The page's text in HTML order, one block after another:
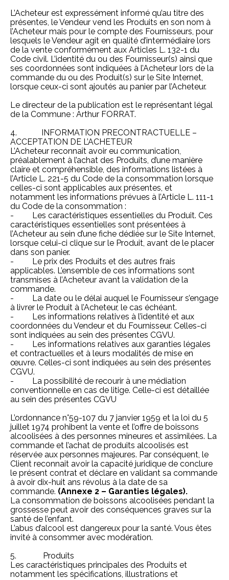
L’Acheteur est expressément informé qu’au titre des
présentes, le Vendeur vend les Produits en son nom à
l’Acheteur mais pour le compte des Fournisseurs, pour
lesquels le Vendeur agit en qualité d’intermédiaire lors
de la vente conformément aux Articles L. 132-1 du
Code civil. L’identité du ou des Fournisseur(s) ainsi que
ses coordonnées sont indiquées à l’Acheteur lors de la
commande du ou des Produit(s) sur le Site Internet,
lorsque ceux-ci sont ajoutés au panier par l’Acheteur.
Le directeur de la publication est le représentant légal
de la Commune : Arthur FORRAT.
4. INFORMATION PRECONTRACTUELLE –
ACCEPTATION DE L’ACHETEUR
L’Acheteur reconnaît avoir eu communication,
préalablement à l’achat des Produits, d’une manière
claire et compréhensible, des informations listées à
l’Article L. 221-5 du Code de la consommation lorsque
celles-ci sont applicables aux présentes, et
notamment les informations prévues à l’Article L. 111-1
du Code de la consommation :
- Les caractéristiques essentielles du Produit. Ces
caractéristiques essentielles sont présentées à
l’Acheteur au sein d’une fiche dédiée sur le Site Internet,
lorsque celui-ci clique sur le Produit, avant de le placer
dans son panier.
- Le prix des Produits et des autres frais
applicables. L’ensemble de ces informations sont
transmises à l’Acheteur avant la validation de la
commande.
- La date ou le délai auquel le Fournisseur s’engage
à livrer le Produit à l’Acheteur, le cas échéant.
- Les informations relatives à l’identité et aux
coordonnées du Vendeur et du Fournisseur. Celles-ci
sont indiquées au sein des présentes CGVU.
- Les informations relatives aux garanties légales
et contractuelles et à leurs modalités de mise en
œuvre. Celles-ci sont indiquées au sein des présentes
CGVU.
- La possibilité de recourir à une médiation
conventionnelle en cas de litige. Celle-ci est détaillée
au sein des présentes CGVU
L’ordonnance n°59-107 du 7 janvier 1959 et la loi du 5
juillet 1974 prohibent la vente et l’offre de boissons
alcoolisées à des personnes mineures et assimilées. La
commande et l’achat de produits alcoolisés est
réservée aux personnes majeures. Par conséquent, le
Client reconnait avoir la capacité juridique de conclure
le présent contrat et déclare en validant sa commande
à avoir dix-huit ans révolus à la date de sa
commande. (Annexe 2 – Garanties légales).
La consommation de boissons alcoolisées pendant la
grossesse peut avoir des conséquences graves sur la
santé de l’enfant.
L’abus d’alcool est dangereux pour la santé. Vous êtes
invité à consommer avec modération.
5. Produits
Les caractéristiques principales des Produits et
notamment les spécifications, illustrations et